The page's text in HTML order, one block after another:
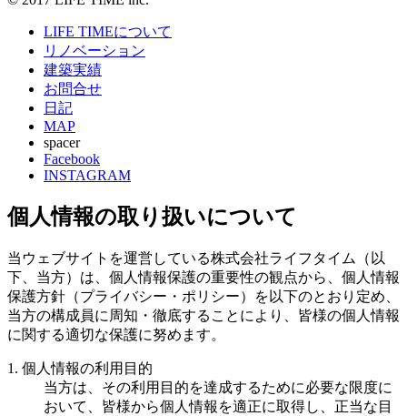
LIFE TIMEについて
リノベーション
建築実績
お問合せ
日記
MAP
spacer
Facebook
INSTAGRAM
個人情報の取り扱いについて
当ウェブサイトを運営している株式会社ライフタイム（以
下、当方）は、個人情報保護の重要性の観点から、個人情報
保護方針（プライバシー・ポリシー）を以下のとおり定め、
当方の構成員に周知・徹底することにより、皆様の個人情報
に関する適切な保護に努めます。
1. 個人情報の利用目的
当方は、その利用目的を達成するために必要な限度に
おいて、皆様から個人情報を適正に取得し、正当な目